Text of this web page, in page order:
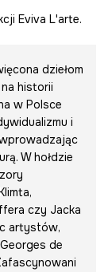
Eviva L'arte.
dziełom
na historii
w Polsce
i
W hołdzie
czy Jacka
artystów,
de